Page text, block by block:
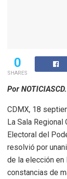
0
SHARES
Por
CDMX, 18
La Sala Regional
Electoral del
resolvió por
de la elección en
constancias de